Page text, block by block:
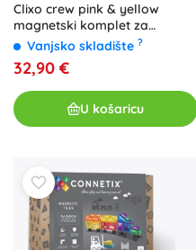
Clixo crew pink & yellow
magnetski komplet za
slaganje 30 kom
Vanjsko skladište ?
32,90 €
U košaricu